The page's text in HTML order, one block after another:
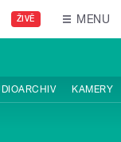
ŽIVĚ MENU
KAMERY